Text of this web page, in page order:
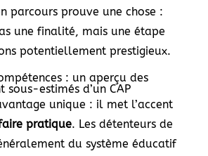
parcours prouve une chose :
une finalité, mais une étape
potentiellement prestigieux.
: un aperçu des
sous-estimés d’un CAP
unique : il met l’accent
pratique. Les détenteurs de
du système éducatif